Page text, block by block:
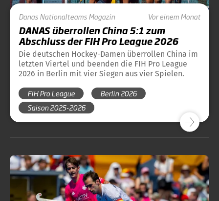
DanasNationalteamsMagazin Vor einem Monat
DANAS überrollen China 5:1 zum
Abschluss der FIH Pro League 2026
Die deutschen Hockey-Damen überrollen China im
letzten Viertel und beenden die FIH Pro League
2026 in Berlin mit vier Siegen aus vier Spielen.
FIH Pro League
Berlin 2026
Saison 2025-2026